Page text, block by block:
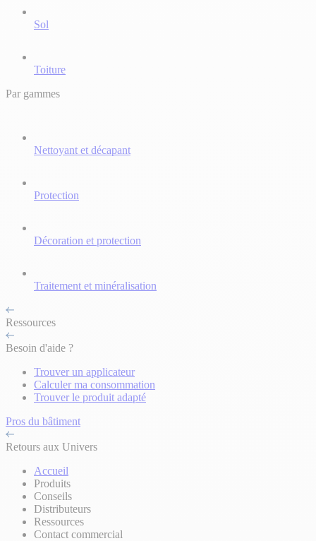
Sol
Toiture
Par gammes
Nettoyant et décapant
Protection
Décoration et protection
Traitement et minéralisation
Ressources
Besoin d'aide ?
Trouver un applicateur
Calculer ma consommation
Trouver le produit adapté
Pros du bâtiment
Retours aux Univers
Accueil
Produits
Conseils
Distributeurs
Ressources
Contact commercial